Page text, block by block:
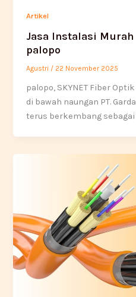
Artikel
Jasa Instalasi
palopo
Agustri / 22 November 2025
palopo, SKYNET Fiber
di bawah naungan PT.
terus berkembang sebagai